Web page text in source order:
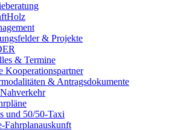
& Projekte
& Termine
Kooperationspartner
& Antragsdokumente
und 50/50-Taxi
Fahrplanauskunft